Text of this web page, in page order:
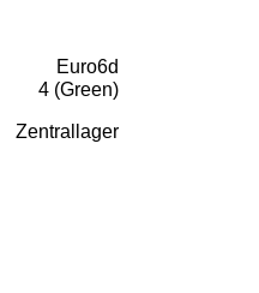
Euro6d
4 (Green)
Zentrallager